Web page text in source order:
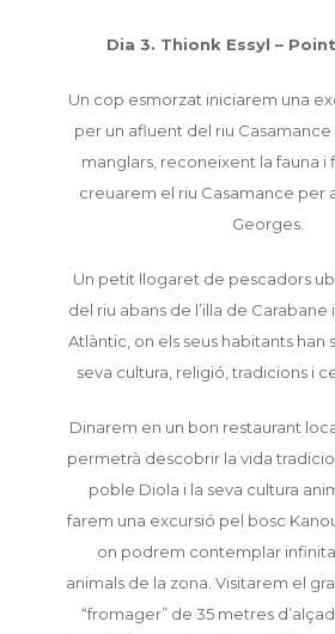
Dia 3. Thionk Essyl –
Un cop esmorzat iniciarem una
per un afluent del riu
manglars, reconeixent la fauna i
creuarem el riu Casamance per
Georges.
Un petit llogaret de pescadors
del riu abans de l’illa de Carabane
Atlàntic, on els seus habitants han
seva cultura, religió, tradicions i
Dinarem en un bon restaurant
permetrà descobrir la vida
poble Diola i la seva cultura
farem una excursió pel bosc
on podrem contemplar
animals de la zona. Visitarem el
“fromager” de 35 metres